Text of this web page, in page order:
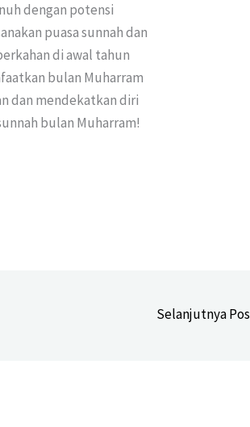
dengan potensi
puasa sunnah dan
di awal tahun
bulan Muharram
dan mendekatkan diri
bulan Muharram!
Selanjutnya Pos